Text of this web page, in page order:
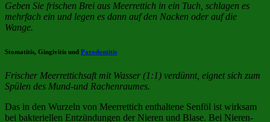
Geben Sie frischen Brei aus Meerrettich in ein Tuch, schlagen es
mehrfach ein und legen es dann auf den Nacken oder auf die
Wange.
Stomatitis, Gingivitis und Parodontitis
Frischer Meerrettichsaft mit Wasser (1:1) verdünnt, eignet sich zum
Spülen des Mund-und Rachenraumes.
Das in den Wurzeln von Meerrettich enthaltene Senföl ist wirksam
bei bakteriellen Entzündungen der Nieren und Blase. Bei Nieren-